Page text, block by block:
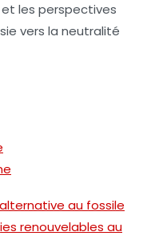
et les perspectives
vers la neutralité
au fossile
renouvelables au